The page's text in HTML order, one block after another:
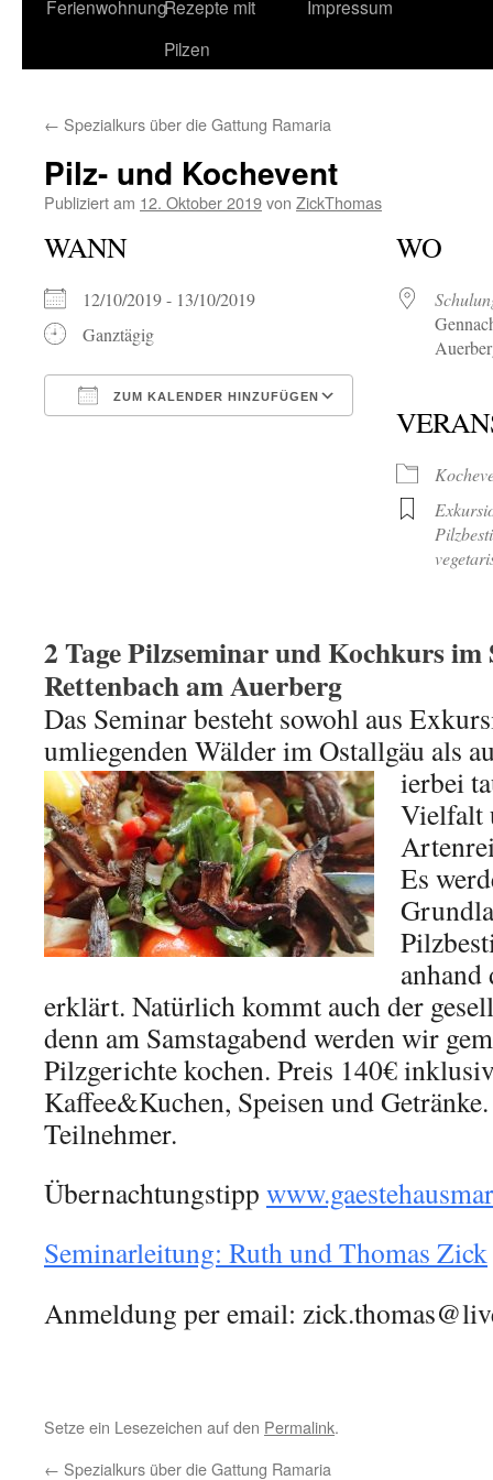
FerienwohnungRezepte mit
Pilzen
Impressum
← Spezialkurs über die Gattung Ramaria
Pilz- und Kochevent
Publiziert am 12. Oktober 2019von ZickThomas
WANN
12/10/2019 - 13/10/2019
Ganztägig
ZUM KALENDER HINZUFÜGEN
Google Kalender
WO
2 Tage Pilzseminar und Kochkurs im
Rettenbach am Auerberg
Das Seminar besteht sowohl aus
umliegenden Wälder im Ostallgäu als
ierbei
Vielfalt
Es
anhand
erklärt. Natürlich kommt auch der
denn am Samstagabend werden wir
Pilzgerichte kochen. Preis 140€
Kaffee&Kuchen, Speisen und
Teilnehmer.
Übernachtungstipp
Seminarleitung: Ruth und Thomas Zick
Anmeldung per email:
Setze ein Lesezeichen auf den Permalink.
← Spezialkurs über die Gattung Ramaria